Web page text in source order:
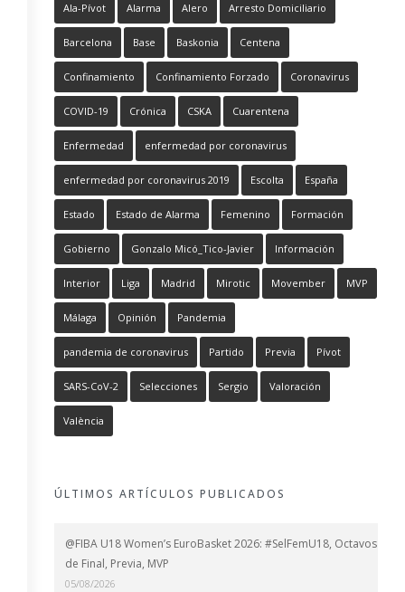
Ala-Pívot Alarma Alero Arresto Domiciliario
Barcelona Base Baskonia Centena
Confinamiento Confinamiento Forzado Coronavirus
COVID-19 Crónica CSKA Cuarentena
Enfermedad enfermedad por coronavirus
enfermedad por coronavirus 2019 Escolta España
Estado Estado de Alarma Femenino Formación
Gobierno Gonzalo Micó_Tico-Javier Información
Interior Liga Madrid Mirotic Movember MVP
Málaga Opinión Pandemia
pandemia de coronavirus Partido Previa Pívot
SARS-CoV-2 Selecciones Sergio Valoración
València
ÚLTIMOS ARTÍCULOS PUBLICADOS
@FIBA U18 Women’s EuroBasket 2026: #SelFemU18, Octavos
de Final, Previa, MVP
05/08/2026